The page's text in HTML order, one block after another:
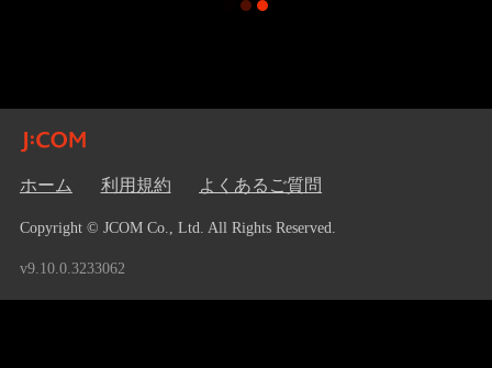
ホーム 利用規約 よくあるご質問
Copyright © JCOM Co., Ltd. All Rights Reserved.
v9.10.0.3233062